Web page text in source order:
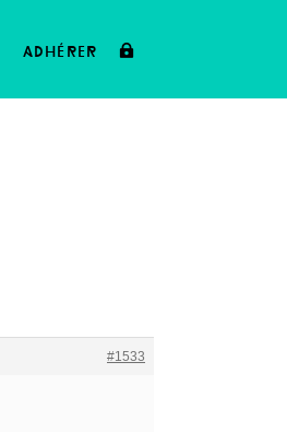
adhérer
#1533